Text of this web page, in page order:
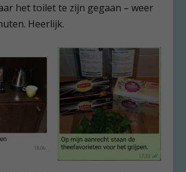
het toilet te zijn gegaan – weer
Heerlijk.